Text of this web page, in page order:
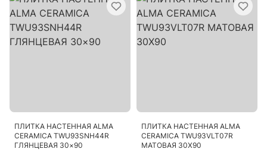
ПЛИТКА НАСТЕННАЯ ALMA
CERAMICA TWU93SNH44R
ГЛЯНЦЕВАЯ 30×90
ПЛИТКА НАСТЕННАЯ ALMA
CERAMICA TWU93VLT07R
МАТОВАЯ 30X90